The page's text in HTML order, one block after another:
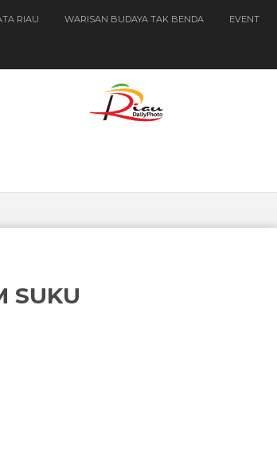
RIAU WARISAN BUDAYA TAK BENDA EVENT
SUKU